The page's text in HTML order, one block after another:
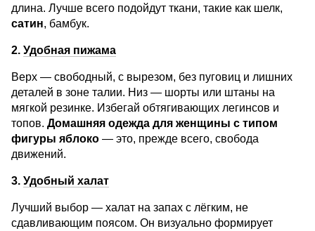
длина. Лучше всего подойдут ткани, такие как шелк,
сатин, бамбук.
2. Удобная пижама
Верх — свободный, с вырезом, без пуговиц и лишних
деталей в зоне талии. Низ — шорты или штаны на
мягкой резинке. Избегай обтягивающих легинсов и
топов. Домашняя одежда для женщины с типом
фигуры яблоко — это, прежде всего, свобода
движений.
3. Удобный халат
Лучший выбор — халат на запах с лёгким, не
сдавливающим поясом. Он визуально формирует